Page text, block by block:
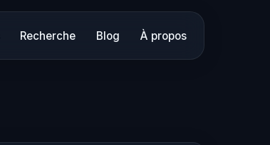
Recherche Blog À propos